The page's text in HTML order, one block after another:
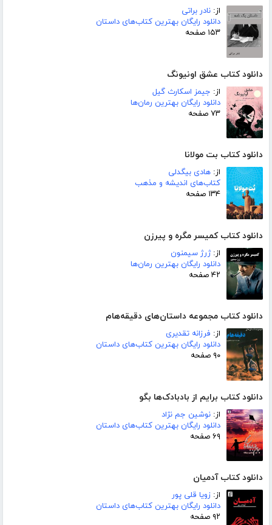
از: نادر براتی
دانلود رایگان بهترین کتاب‌های داستان
۱۵۳ صفحه
دانلود کتاب عشق اونیونگ
از: جیمز اسکارث گیل
دانلود رایگان بهترین رمان‌ها
۷۳ صفحه
دانلود کتاب بت مولانا
از: هادی بیگدلی
کتاب‌های اندیشه و مذهب
۱۳۴ صفحه
دانلود کتاب کمیسر مگره و پیرزن
از:ژرژ سیمنون
دانلود رایگان بهترین رمان‌ها
۴۲ صفحه
دانلود کتاب مجموعه داستان‌های دقیقه‌هام
از: فرزانه تقدیری
دانلود رایگان بهترین کتاب‌های داستان
۹۰ صفحه
دانلود کتاب برایم از بادبادک‌ها بگو
از: نوشین جم نژاد
دانلود رایگان بهترین کتاب‌های داستان
۶۹ صفحه
دانلود کتاب آدمیان
از: زویا قلی پور
دانلود رایگان بهترین کتاب‌های داستان
۹۲ صفحه